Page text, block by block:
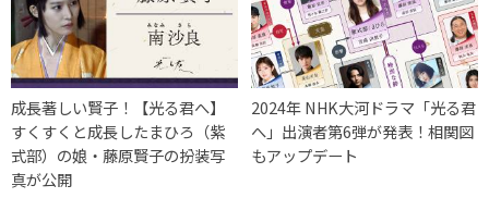
成長著しい賢子！【光る君へ】
すくすくと成長したまひろ（紫
式部）の娘・藤原賢子の扮装写
真が公開
2024年 NHK大河ドラマ「光る君
へ」出演者第6弾が発表！相関図
もアップデート